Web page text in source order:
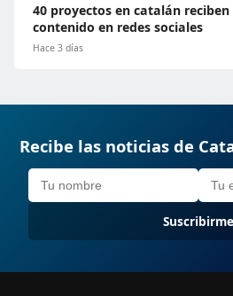
40 proyectos en catalán
contenido en redes sociales
Hace 3 días
Recibe las noticias de
Suscribirme